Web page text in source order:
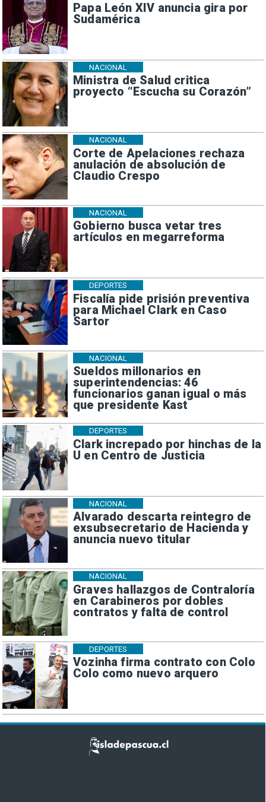
Papa León XIV anuncia gira por
Sudamérica
Ministra de Salud critica
proyecto “Escucha su Corazón”
NACIONAL
Corte de Apelaciones rechaza
anulación de absolución de
Claudio Crespo
NACIONAL
Gobierno busca vetar tres
artículos en megarreforma
NACIONAL
Fiscalía pide prisión preventiva
para Michael Clark en Caso
Sartor
DEPORTES
Sueldos millonarios en
superintendencias: 46
funcionarios ganan igual o más
que presidente Kast
NACIONAL
Clark increpado por hinchas de la
U en Centro de Justicia
DEPORTES
Alvarado descarta reintegro de
exsubsecretario de Hacienda y
anuncia nuevo titular
NACIONAL
Graves hallazgos de Contraloría
en Carabineros por dobles
contratos y falta de control
NACIONAL
Vozinha firma contrato con Colo
Colo como nuevo arquero
DEPORTES